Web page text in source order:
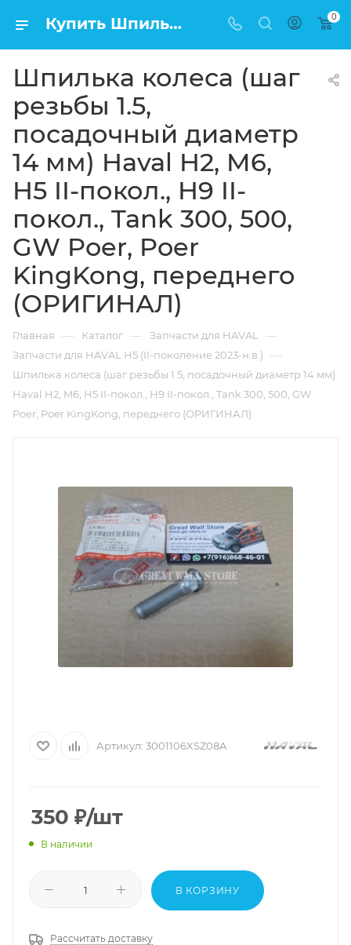
Купить Шпилька колеса (шаг резьбы 1.5, посадочный диаметр 14 мм) Haval H2, M6, H5 II-покол., H9 II-покол., Tank 300, 500, GW Poer, Poer KingKong, переднего (ОРИГИНАЛ) в Москве по низкой цене 0
Шпилька колеса (шаг
резьбы 1.5,
посадочный диаметр
14 мм) Haval H2, M6,
H5 II-покол., H9 II-
покол., Tank 300, 500,
GW Poer, Poer
KingKong, переднего
(ОРИГИНАЛ)
Главная — Каталог — Запчасти для HAVAL —
Запчасти для HAVAL H5 (II-поколение 2023-н.в.) —
Шпилька колеса (шаг резьбы 1.5, посадочный диаметр 14 мм)
Haval H2, M6, H5 II-покол., H9 II-покол., Tank 300, 500, GW
Poer, Poer KingKong, переднего (ОРИГИНАЛ)
Артикул: 3001106XSZ08A
350 ₽/шт
В наличии
В КОРЗИНУ
Рассчитать доставку